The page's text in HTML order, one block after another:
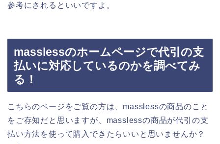
参考にされるといいですよ。
masslessのホームページで代引の支
払いに対応しているのかを調べてみ
る！
こちらのページをご覧の方は、masslessの商品のこと
をご存知だと思いますが、masslessの商品が代引の支
払い方法を使って購入できたらいいと思いませんか？